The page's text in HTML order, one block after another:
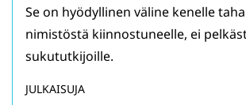
Se on hyödyllinen väline kenelle
nimistöstä kiinnostuneelle, ei
sukututkijoille.
JULKAISUJA